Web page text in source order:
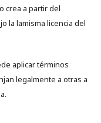
crea a partir del
la lamisma licencia del
aplicar términos
legalmente a otras a